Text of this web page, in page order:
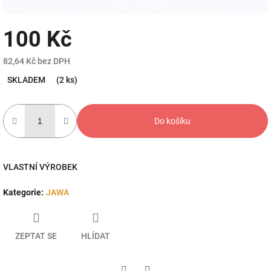
100 Kč
82,64 Kč bez DPH
cena:
SKLADEM (2 ks)
Do košíku
VLASTNÍ VÝROBEK
Kategorie: JAWA
ZEPTAT SE HLÍDAT